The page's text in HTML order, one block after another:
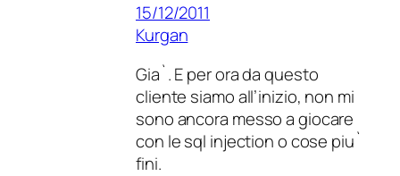
15/12/2011
Kurgan
Gia`. E per ora da questo
cliente siamo all’inizio, non mi
sono ancora messo a giocare
con le sql injection o cose piu`
fini.